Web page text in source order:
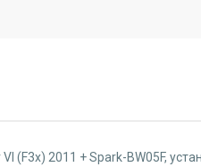
(F3x) 2011 + Spark-BW05F,